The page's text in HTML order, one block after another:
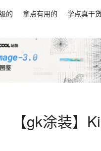
的 拿点有用的 学点真干
【gk涂装】
Valdezz